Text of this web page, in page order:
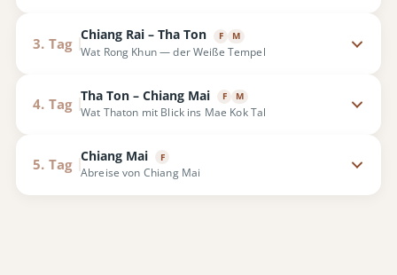
3. Tag
Chiang Rai – Tha Ton F M
Wat Rong Khun — der Weiße Tempel
4. Tag
Tha Ton – Chiang Mai F M
Wat Thaton mit Blick ins Mae Kok Tal
5. Tag
Chiang Mai F
Abreise von Chiang Mai